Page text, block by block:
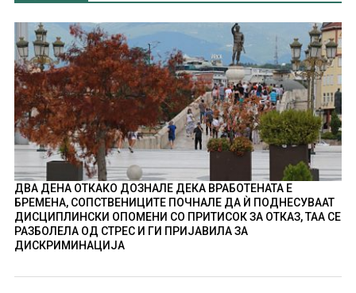
ДВА ДЕНА ОТКАКО ДОЗНАЛЕ ДЕКА ВРАБОТЕНАТА Е
БРЕМЕНА, СОПСТВЕНИЦИТЕ ПОЧНАЛЕ ДА Ѝ ПОДНЕСУВААТ
ДИСЦИПЛИНСКИ ОПОМЕНИ СО ПРИТИСОК ЗА ОТКАЗ, ТАА СЕ
РАЗБОЛЕЛА ОД СТРЕС И ГИ ПРИЈАВИЛА ЗА
ДИСКРИМИНАЦИЈА